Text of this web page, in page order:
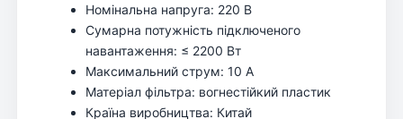
Номінальна напруга: 220 В
Сумарна потужність підключеного
навантаження: ≤ 2200 Вт
Максимальний струм: 10 А
Матеріал фільтра: вогнестійкий пластик
Країна виробництва: Китай